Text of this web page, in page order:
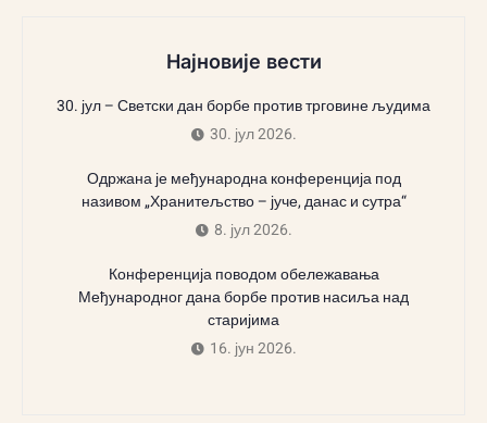
Најновије вести
30. јул – Светски дан борбе против трговине људима
30. јул 2026.
Одржана је међународна конференција под
називом „Хранитељство – јуче, данас и сутра“
8. јул 2026.
Конференција поводом обележавања
Међународног дана борбе против насиља над
старијима
16. јун 2026.